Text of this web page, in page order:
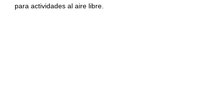
para actividades al aire libre.